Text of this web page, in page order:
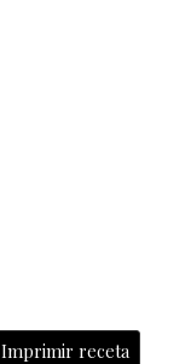
Imprimir receta